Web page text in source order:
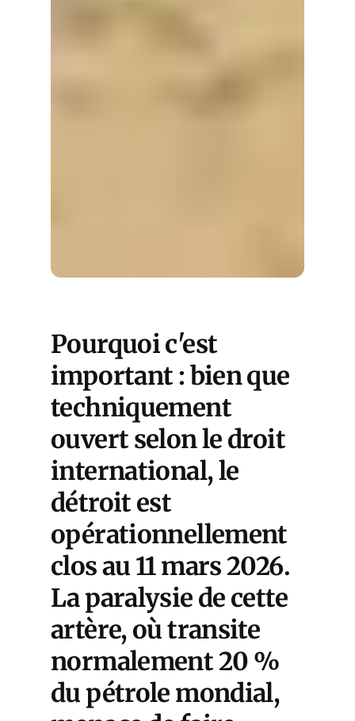
Pourquoi c'est
important : bien que
techniquement
ouvert selon le droit
international, le
détroit est
opérationnellement
clos au 11 mars 2026.
La paralysie de cette
artère, où transite
normalement 20 %
du pétrole mondial,